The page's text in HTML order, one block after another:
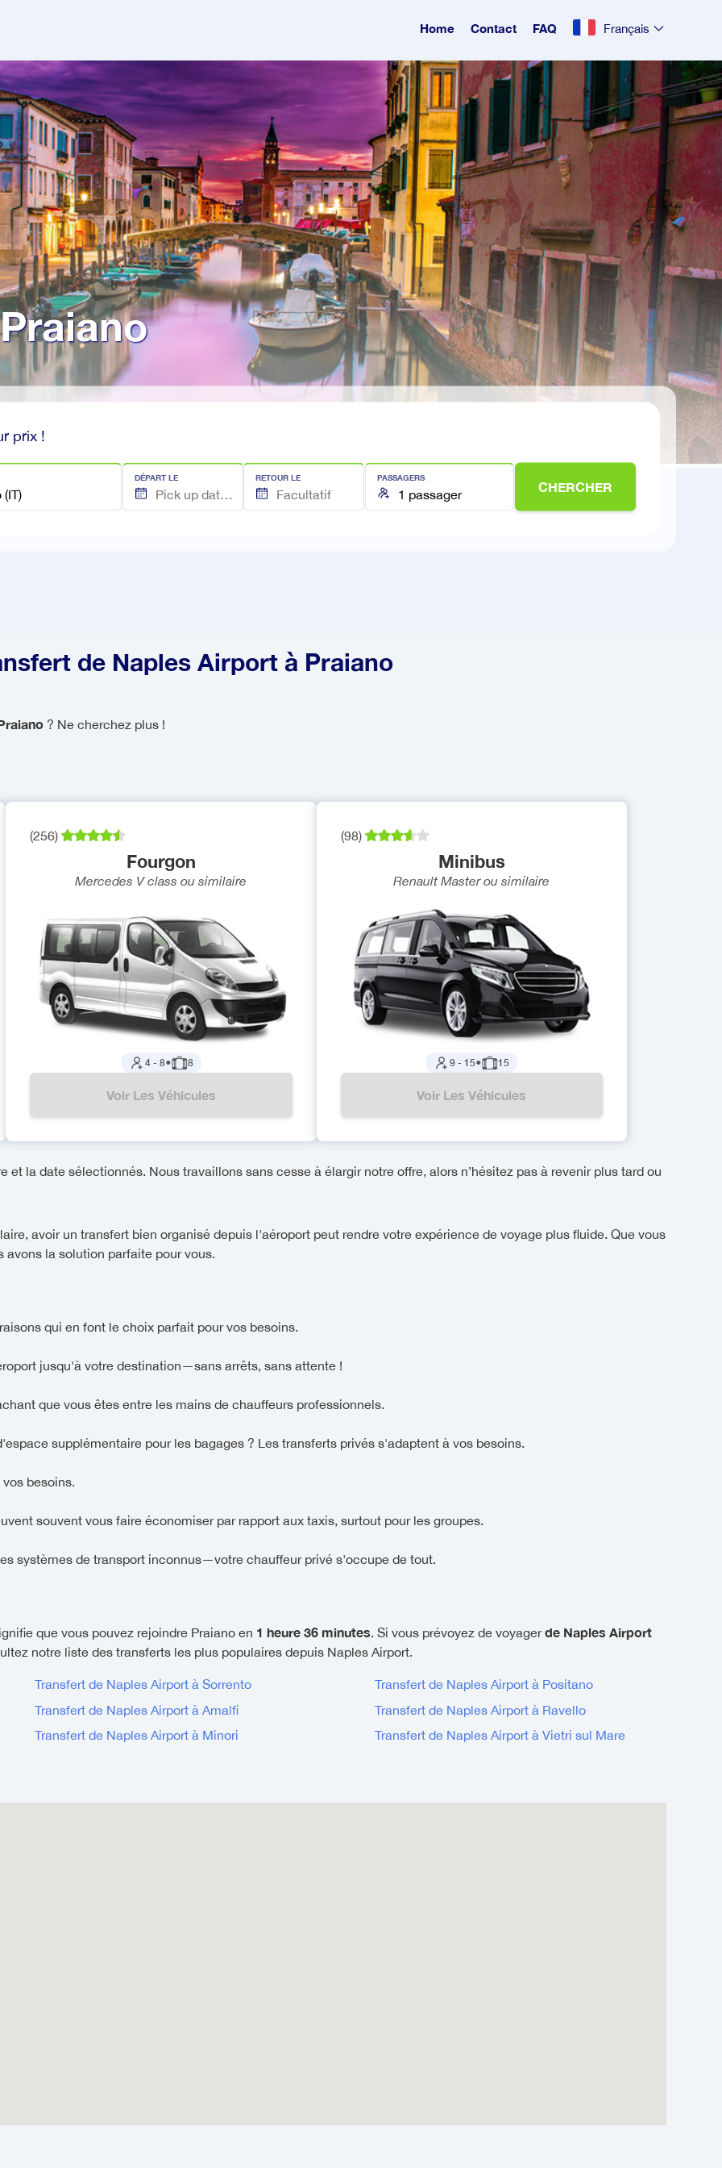
Home Contact FAQ Français
Praiano
prix !
DÉPART LE RETOUR LE PASSAGERS
CHERCHER
de Naples Airport à Praiano
? Ne cherchez plus !
(256)
Fourgon
Mercedes V class ou similaire
4- 8● 8
Voir Les Véhicules
(98)
Minibus
Renault Master ou similaire
9 -15● 15
Voir Les Véhicules
et la date sélectionnés. Nous travaillons sans cesse à élargir notre offre, alors n’hésitez pas à revenir plus tard ou
avoir un transfert bien organisé depuis l'aéroport peut rendre votre expérience de voyage plus fluide. Que vous
la solution parfaite pour vous.
qui en font le choix parfait pour vos besoins.
jusqu'à votre destination—sans arrêts, sans attente !
que vous êtes entre les mains de chauffeurs professionnels.
supplémentaire pour les bagages ? Les transferts privés s'adaptent à vos besoins.
besoins.
souvent vous faire économiser par rapport aux taxis, surtout pour les groupes.
systèmes de transport inconnus—votre chauffeur privé s'occupe de tout.
que vous pouvez rejoindre Praiano en 1 heure 36 minutes. Si vous prévoyez de voyagerde Naples Airport
notre liste des transferts les plus populaires depuis Naples Airport.
Transfert de Naples Airport à Sorrento
Transfert de Naples Airport à Positano
Transfert de Naples Airport à Amalfi
Transfert de Naples Airport à Ravello
Transfert de Naples Airport à Minori
Transfert de Naples Airport à Vietri sul Mare